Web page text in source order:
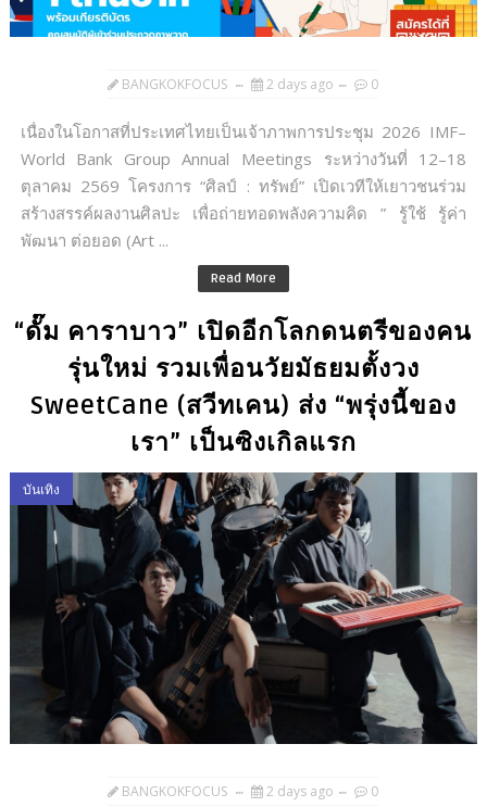
BANGKOKFOCUS 2 days ago 0
เนื่องในโอกาสที่ประเทศไทยเป็นเจ้าภาพการประชุม 2026 IMF–
World Bank Group Annual Meetings ระหว่างวันที่ 12–18
ตุลาคม 2569 โครงการ “ศิลป์ : ทรัพย์” เปิดเวทีให้เยาวชนร่วม
สร้างสรรค์ผลงานศิลปะ เพื่อถ่ายทอดพลังความคิด ” รู้ใช้ รู้ค่า
พัฒนา ต่อยอด (Art ...
Read More
“ดั๊ม คาราบาว” เปิดอีกโลกดนตรีของคน
รุ่นใหม่ รวมเพื่อนวัยมัธยมตั้งวง
SweetCane (สวีทเคน) ส่ง “พรุ่งนี้ของ
เรา” เป็นซิงเกิลแรก
บันเทิง
BANGKOKFOCUS 2 days ago 0